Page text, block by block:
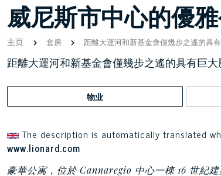
威尼斯市中心的優
主页 套房 距離大運河和新基金會僅幾步之遙的具
距離大運河和新基金會僅幾步之遙的具有巨
物业
The description is automatically translated
www.lionard.com
豪華公寓，位於 Cannaregio 中心一棟 16 世紀